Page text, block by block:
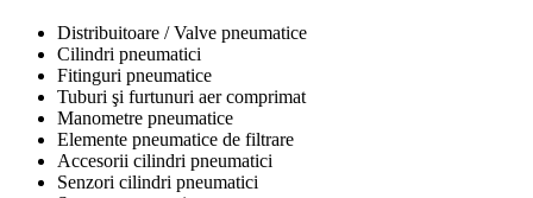
Distribuitoare / Valve pneumatice
Cilindri pneumatici
Fitinguri pneumatice
Tuburi şi furtunuri aer comprimat
Manometre pneumatice
Elemente pneumatice de filtrare
Accesorii cilindri pneumatici
Senzori cilindri pneumatici